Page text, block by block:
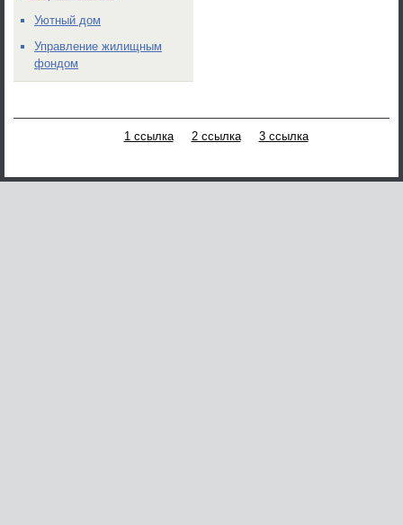
Уютный дом
Управление жилищным
фондом
1 ссылка 2 ссылка 3 ссылка